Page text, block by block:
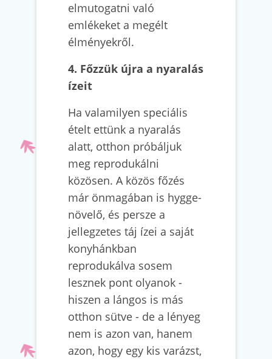
elmutogatni való
emlékeket a megélt
élményekről.
4. Főzzük újra a nyaralás
ízeit
Ha valamilyen speciális
ételt ettünk a nyaralás
alatt, otthon próbáljuk
meg reprodukálni
közösen. A közös főzés
már önmagában is hygge-
növelő, és persze a
jellegzetes táj ízei a saját
konyhánkban
reprodukálva sosem
lesznek pont olyanok -
hiszen a lángos is más
otthon sütve - de a lényeg
nem is azon van, hanem
azon, hogy egy kis varázst,